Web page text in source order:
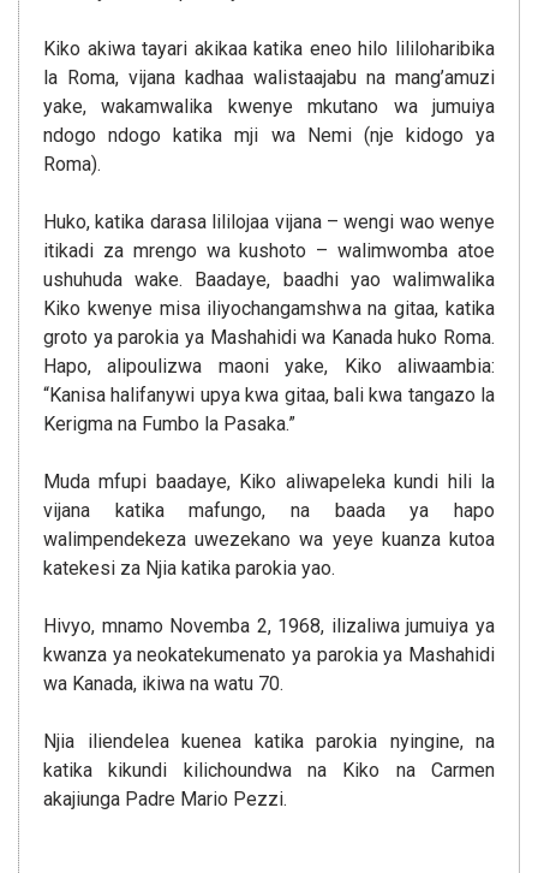
Kiko akiwa tayari akikaa katika eneo hilo lililoharibika
la Roma, vijana kadhaa walistaajabu na mang’amuzi
yake, wakamwalika kwenye mkutano wa jumuiya
ndogo ndogo katika mji wa Nemi (nje kidogo ya
Roma).
Huko, katika darasa lililojaa vijana – wengi wao wenye
itikadi za mrengo wa kushoto – walimwomba atoe
ushuhuda wake. Baadaye, baadhi yao walimwalika
Kiko kwenye misa iliyochangamshwa na gitaa, katika
groto ya parokia ya Mashahidi wa Kanada huko Roma.
Hapo, alipoulizwa maoni yake, Kiko aliwaambia:
“Kanisa halifanywi upya kwa gitaa, bali kwa tangazo la
Kerigma na Fumbo la Pasaka.”
Muda mfupi baadaye, Kiko aliwapeleka kundi hili la
vijana katika mafungo, na baada ya hapo
walimpendekeza uwezekano wa yeye kuanza kutoa
katekesi za Njia katika parokia yao.
Hivyo, mnamo Novemba 2, 1968, ilizaliwa jumuiya ya
kwanza ya neokatekumenato ya parokia ya Mashahidi
wa Kanada, ikiwa na watu 70.
Njia iliendelea kuenea katika parokia nyingine, na
katika kikundi kilichoundwa na Kiko na Carmen
akajiunga Padre Mario Pezzi.